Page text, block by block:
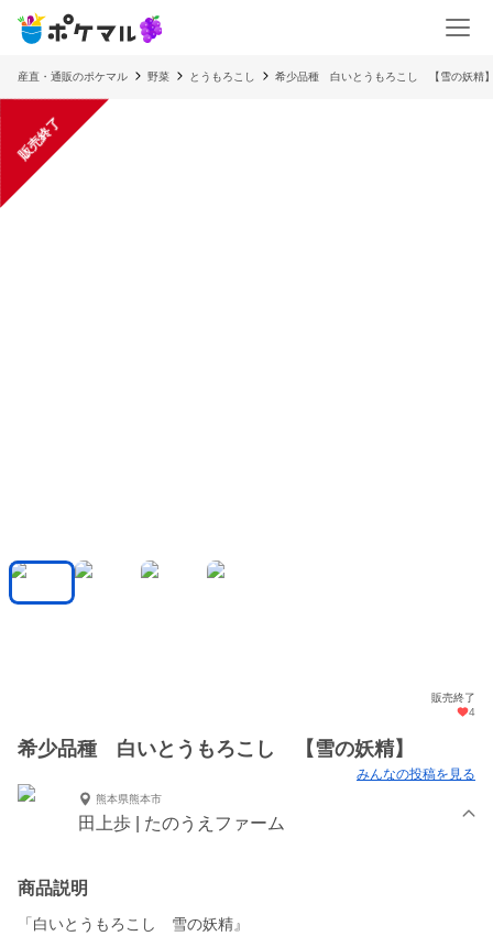
産直・通販のポケマル 野菜 とうもろこし 希少品種 白いとうもろこし 【雪の妖精
販売終了
販売終了
4
希少品種 白いとうもろこし 【雪の妖精】
みんなの投稿を見る
熊本県熊本市
田上歩 | たのうえファーム
商品説明
「白いとうもろこし 雪の妖精』